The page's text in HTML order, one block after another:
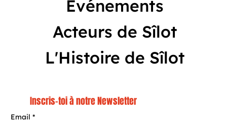
Événements
Acteurs de Sîlot
L'Histoire de Sîlot
Email *
Inscris-toi à notre Newsletter